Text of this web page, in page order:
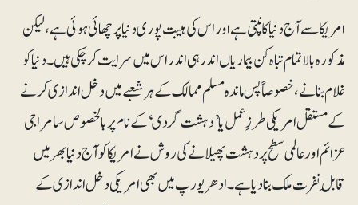
امریکا سے آج دنیا کانپتی ہے اور اس کی ہیبت پوری دنیا پر چھائی ہوئی ہے، لیکن
مذکورہ بالا تمام تباہ کن بیماریاں اندر ہی اندر اس میں سرایت کرچکی ہیں۔ دنیا کو
غلام بنانے، خصوصاً پس ماندہ مسلم ممالک کے ہرشعبے میں دخل اندازی کرنے
کے مستقل امریکی طرزِعمل یا ’دہشت گردی‘ کے نام پر بالخصوص سامراجی
عزائم اور عالمی سطح پر دہشت پھیلانے کی روش نے امریکا کو آج دنیا بھر میں
قابلِ نفرت ملک بنادیا ہے۔ ادھر یورپ میں بھی امریکی دخل اندازی کے